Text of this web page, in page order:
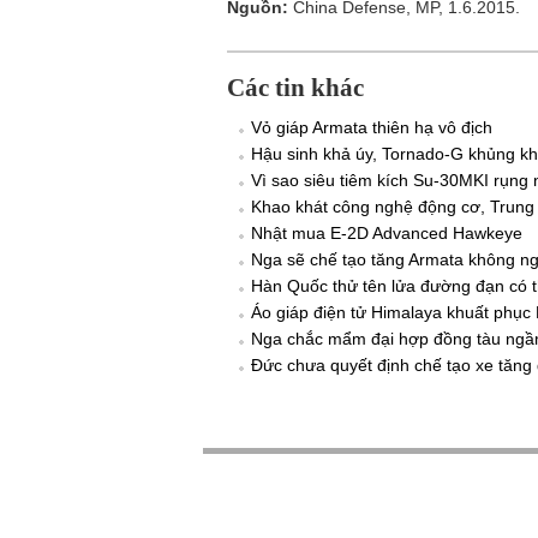
Nguồn: China Defense, MP, 1.6.2015.
Các tin khác
Vỏ giáp Armata thiên hạ vô địch
Hậu sinh khả úy, Tornado-G khủng
Vì sao siêu tiêm kích Su-30MKI rụng
Khao khát công nghệ động cơ,
Nhật mua E-2D Advanced Hawkeye
Nga sẽ chế tạo tăng Armata không
Hàn Quốc thử tên lửa đường đạn có
Áo giáp điện tử Himalaya khuất phục
Nga chắc mẩm đại hợp đồng tàu
Đức chưa quyết định chế tạo xe tăng